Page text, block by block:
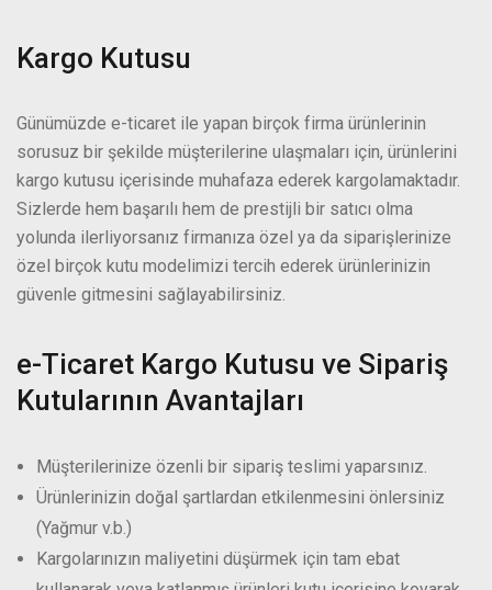
Kargo Kutusu
Günümüzde e-ticaret ile yapan birçok firma ürünlerinin
sorusuz bir şekilde müşterilerine ulaşmaları için, ürünlerini
kargo kutusu içerisinde muhafaza ederek kargolamaktadır.
Sizlerde hem başarılı hem de prestijli bir satıcı olma
yolunda ilerliyorsanız firmanıza özel ya da siparişlerinize
özel birçok kutu modelimizi tercih ederek ürünlerinizin
güvenle gitmesini sağlayabilirsiniz.
e-Ticaret Kargo Kutusu ve Sipariş
Kutularının Avantajları
Müşterilerinize özenli bir sipariş teslimi yaparsınız.
Ürünlerinizin doğal şartlardan etkilenmesini önlersiniz
(Yağmur v.b.)
Kargolarınızın maliyetini düşürmek için tam ebat